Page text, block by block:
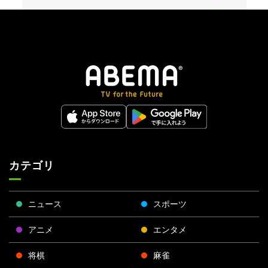
カテゴリ
ニュース スポーツ
アニメ エンタメ
将棋 麻雀